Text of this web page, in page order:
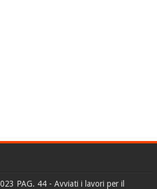
PAG. 44 - Avviati i lavori per il